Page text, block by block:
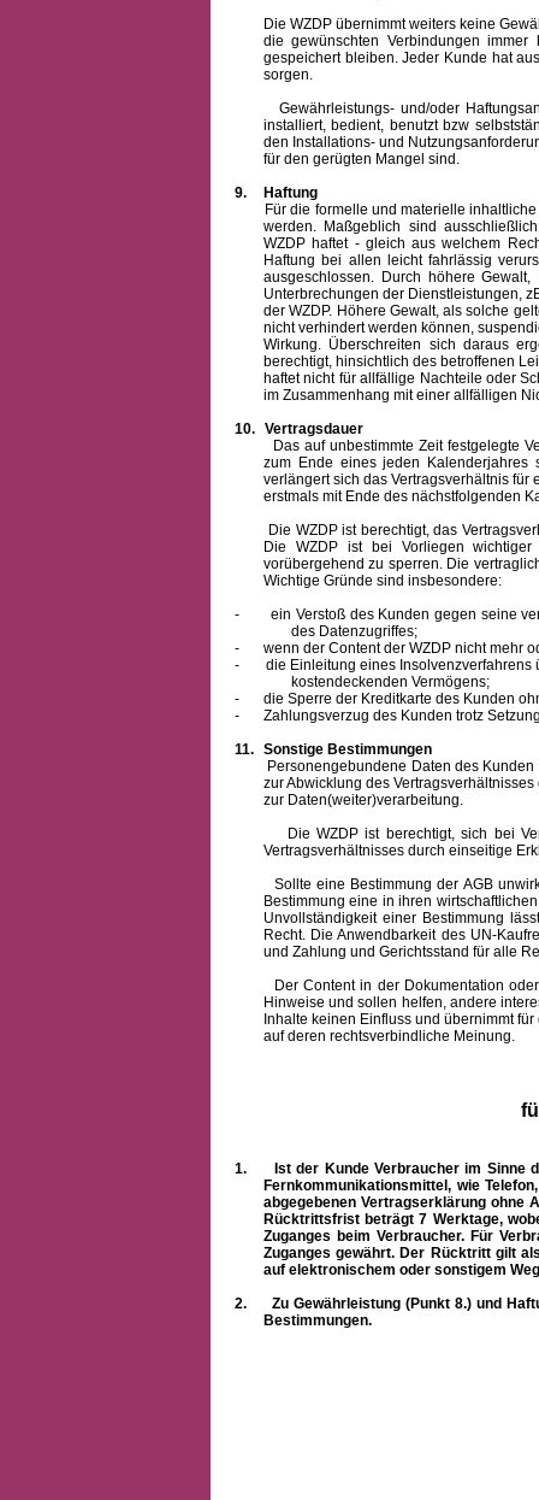
Die WZDP übernimmt weiters keine
die gewünschten Verbindungen
gespeichert bleiben. Jeder Kunde hat
sorgen.
Gewährleistungs- und/oder
installiert, bedient, benutzt bzw
den Installations- und
für den gerügten Mangel sind.
9.
Haftung
Für die formelle und materielle
werden. Maßgeblich sind
WZDP haftet - gleich aus welchem
Haftung bei allen leicht fahrlässig
ausgeschlossen. Durch höhere
Unterbrechungen der Dienstleistungen,
der WZDP. Höhere Gewalt, als solche
nicht verhindert werden können,
Wirkung. Überschreiten sich daraus
berechtigt, hinsichtlich des betroffenen
haftet nicht für allfällige Nachteile oder
im Zusammenhang mit einer allfälligen
10. Vertragsdauer
Das auf unbestimmte Zeit festgelegte
zum Ende eines jeden Kalenderjahres
verlängert sich das Vertragsverhältnis
erstmals mit Ende des nächstfolgenden
Die WZDP ist berechtigt, das
Die WZDP ist bei Vorliegen
vorübergehend zu sperren. Die
Wichtige Gründe sind insbesondere:
-
ein Verstoß des Kunden gegen seine
des Datenzugriffes;
-
wenn der Content der WZDP nicht mehr
-
die Einleitung eines
kostendeckenden Vermögens;
-
die Sperre der Kreditkarte des Kunden
-
Zahlungsverzug des Kunden trotz
11. Sonstige Bestimmungen
Personengebundene Daten des Kunden
zur Abwicklung des
zur Daten(weiter)verarbeitung.
Die WZDP ist berechtigt, sich bei
Vertragsverhältnisses durch einseitige
Sollte eine Bestimmung der AGB
Bestimmung eine in ihren
Unvollständigkeit einer Bestimmung
Recht. Die Anwendbarkeit des UN-
und Zahlung und Gerichtsstand für alle
Der Content in der Dokumentation oder
Hinweise und sollen helfen, andere
Inhalte keinen Einfluss und übernimmt
auf deren rechtsverbindliche Meinung.
1.
Ist der Kunde Verbraucher im Sinne
Fernkommunikationsmittel, wie
abgegebenen Vertragserklärung ohne
Rücktrittsfrist beträgt 7 Werktage,
Zuganges beim Verbraucher. Für
Zuganges gewährt. Der Rücktritt gilt
auf elektronischem oder sonstigem
2.
Zu Gewährleistung (Punkt 8.) und
Bestimmungen.